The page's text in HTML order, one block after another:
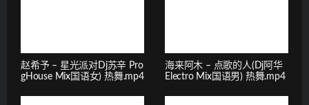
赵希予 – 星光派对Dj苏辛 Pro
gHouse Mix国语女) 热舞.mp4
海来阿木 – 点歌的人(Dj阿华
Electro Mix国语男) 热舞.mp4